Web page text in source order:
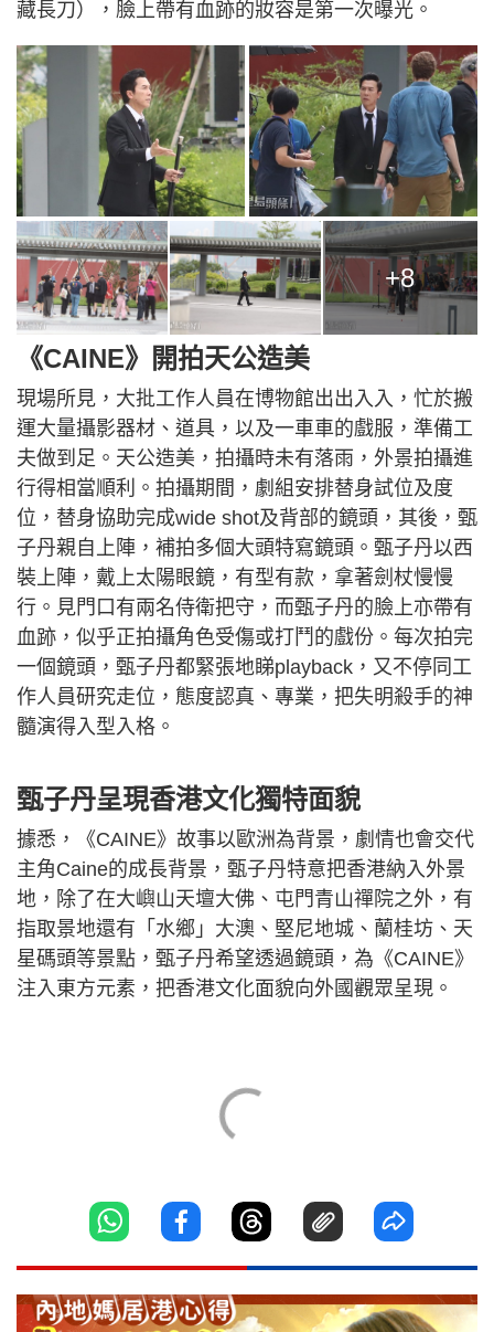
藏長刀），臉上帶有血跡的妝容是第一次曝光。
+8
《CAINE》開拍天公造美
現場所見，大批工作人員在博物館出出入入，忙於搬
運大量攝影器材、道具，以及一車車的戲服，準備工
夫做到足。天公造美，拍攝時未有落雨，外景拍攝進
行得相當順利。拍攝期間，劇組安排替身試位及度
位，替身協助完成wide shot及背部的鏡頭，其後，甄
子丹親自上陣，補拍多個大頭特寫鏡頭。甄子丹以西
裝上陣，戴上太陽眼鏡，有型有款，拿著劍杖慢慢
行。見門口有兩名侍衛把守，而甄子丹的臉上亦帶有
血跡，似乎正拍攝角色受傷或打鬥的戲份。每次拍完
一個鏡頭，甄子丹都緊張地睇playback，又不停同工
作人員研究走位，態度認真、專業，把失明殺手的神
髓演得入型入格。
甄子丹呈現香港文化獨特面貌
據悉，《CAINE》故事以歐洲為背景，劇情也會交代
主角Caine的成長背景，甄子丹特意把香港納入外景
地，除了在大嶼山天壇大佛、屯門青山禪院之外，有
指取景地還有「水鄉」大澳、堅尼地城、蘭桂坊、天
星碼頭等景點，甄子丹希望透過鏡頭，為《CAINE》
注入東方元素，把香港文化面貌向外國觀眾呈現。